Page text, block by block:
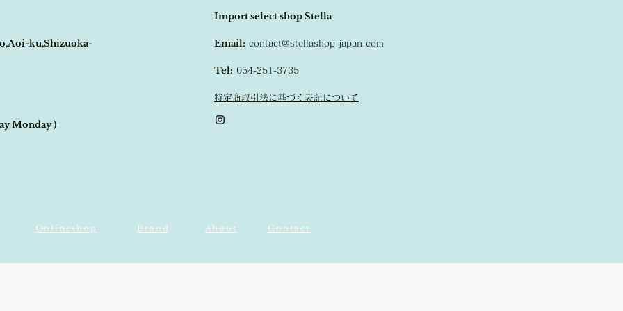
ku,Shizuoka-
Monday )
Import select shop Stella
Email: contact@stellashop-japan.com
Tel: 054-251-3735
特定商取引法に基づく表記について
Onlineshop ​Brand ​About ​Contact